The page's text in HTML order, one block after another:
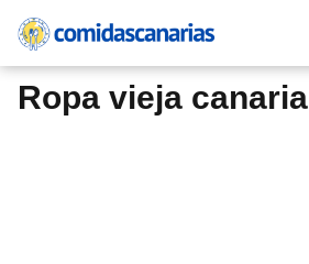
Ropa vieja canaria